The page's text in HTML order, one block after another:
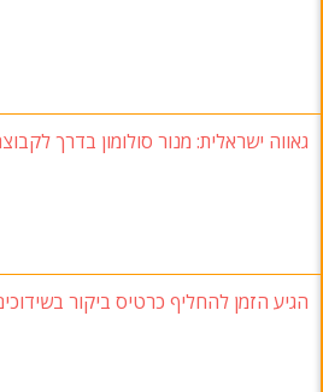
גאווה ישראלית: מנור סולומון בדרך
הגיע הזמן להחליף כרטיס ביקור